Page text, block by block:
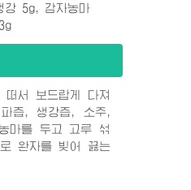
5g, 감자농마
서 보드랍게 다져
즙, 생강즙, 소주,
마를 두고 고루 섞
완자를 빚어 끓는